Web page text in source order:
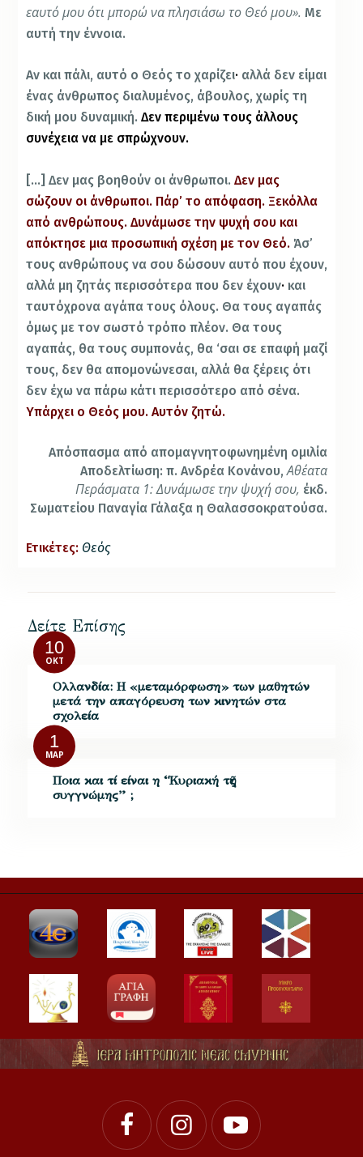
εαυτό μου ότι μπορώ να πλησιάσω το Θεό μου».Με
αυτή την έννοια.
Αν και πάλι, αυτό ο Θεός το χαρίζει· αλλά δεν είμαι
ένας άνθρωπος διαλυμένος, άβουλος, χωρίς τη
δική μου δυναμική.Δεν περιμένω τους άλλους
συνέχεια να με σπρώχνουν.
[…] Δεν μας βοηθούν οι άνθρωποι.Δεν μας
σώζουν οι άνθρωποι. Πάρ’ το απόφαση. Ξεκόλλα
από ανθρώπους.Δυνάμωσε την ψυχή σου και
απόκτησε μια προσωπική σχέση με τον Θεό. Άσ’
τους ανθρώπους να σου δώσουν αυτό που έχουν,
αλλά μη ζητάς περισσότερα που δεν έχουν· και
ταυτόχρονα αγάπα τους όλους. Θα τους αγαπάς
όμως με τον σωστό τρόπο πλέον. Θα τους
αγαπάς, θα τους συμπονάς, θα ‘σαι σε επαφή μαζί
τους, δεν θα απομονώνεσαι, αλλά θα ξέρεις ότι
δεν έχω να πάρω κάτι περισσότερο από σένα.
Υπάρχει ο Θεός μου. Αυτόν ζητώ.
Απόσπασμα από απομαγνητοφωνημένη ομιλία
Αποδελτίωση: π. Ανδρέα Κονάνου, Αθέατα
Περάσματα 1: Δυνάμωσε την ψυχή σου, έκδ.
Σωματείου Παναγία Γάλαξα η Θαλασσοκρατούσα.
Ετικέτες: Θεός
Δείτε Επίσης
10
ΟΚΤ
Ολλανδία: Η «μεταμόρφωση» των μαθητών
μετά την απαγόρευση των κινητών στα
σχολεία
1
ΜΑΡ
Ποια και τί είναι η “Κυριακή τῆς
συγγνώμης” ;